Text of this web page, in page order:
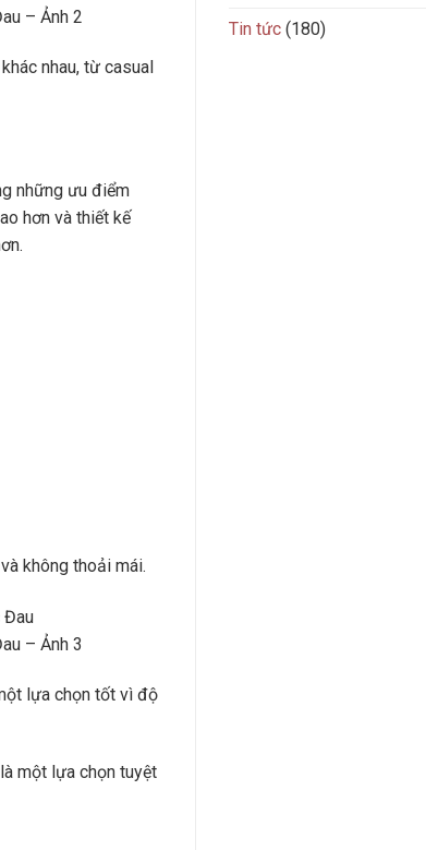
– Ảnh 2
nhau, từ casual
những ưu điểm
hơn và thiết kế
không thoải mái.
– Ảnh 3
lựa chọn tốt vì độ
một lựa chọn tuyệt
Tin tức(180)